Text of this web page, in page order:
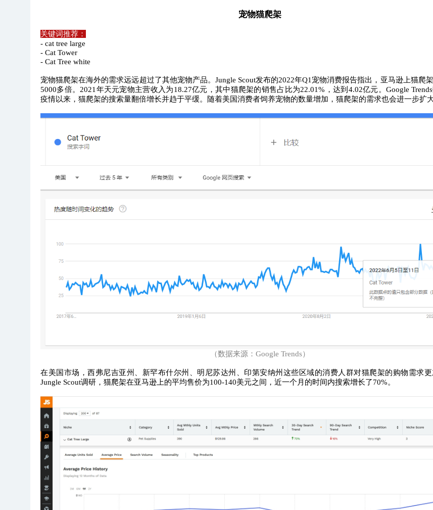
宠物猫爬架
关键词推荐：
- cat tree large
- Cat Tower
- Cat Tree white
宠物猫爬架在海外的需求远远超过了其他宠物产品。Jungle Scout发布的2022年Q1宠物消费报告指出，亚马逊上猫爬
5000多倍。 2021年天元宠物主营收入为18.27亿元，其中猫爬架的销售占比为22.01%，达到4.02亿元。 Google
疫情以来，猫爬架的搜索量翻倍增长并趋于平缓。随着美国消费者饲养宠物的数量增加，猫爬架的需求也会进一步扩大
（数据来源：Google Trends）
在美国市场，西弗尼吉亚州、新罕布什尔州、明尼苏达州、印第安纳州这些区域的消费人群对猫爬架的购物需求更
Jungle Scout调研，猫爬架在亚马逊上的平均售价为100-140美元之间，近一个月的时间内搜索增长了70%。